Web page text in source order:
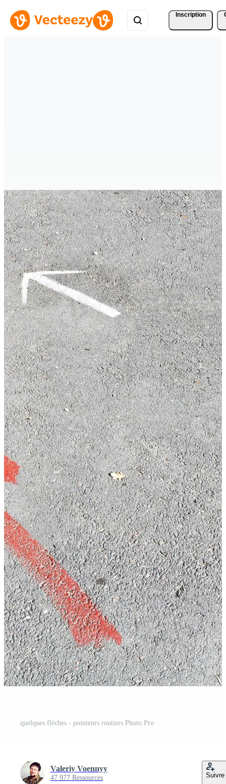
Inscription
quelques flèches - pointeurs routiers Photo Pro
Valeriy Voennyy
47 977 Ressources Suivre